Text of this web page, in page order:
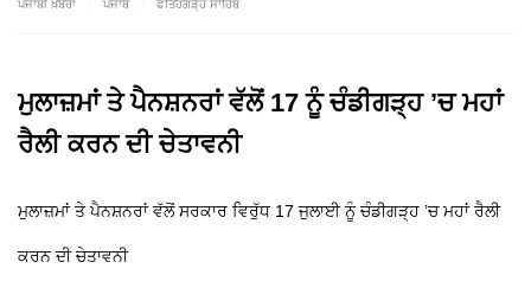
ਪੰਜਾਬੀ ਖ਼ਬਰਾਂ ਪੰਜਾਬ ਫਤਿਹਗੜ੍ਹ ਸਾਹਿਬ
ਮੁਲਾਜ਼ਮਾਂ ਤੇ ਪੈਨਸ਼ਨਰਾਂ ਵੱਲੋਂ 17 ਨੂੰ ਚੰਡੀਗੜ੍ਹ ’ਚ ਮਹਾਂ
ਰੈਲੀ ਕਰਨ ਦੀ ਚੇਤਾਵਨੀ
ਮੁਲਾਜ਼ਮਾਂ ਤੇ ਪੈਨਸ਼ਨਰਾਂ ਵੱਲੋਂ ਸਰਕਾਰ ਵਿਰੁੱਧ 17 ਜੁਲਾਈ ਨੂੰ ਚੰਡੀਗੜ੍ਹ ’ਚ ਮਹਾਂ ਰੈਲੀ
ਕਰਨ ਦੀ ਚੇਤਾਵਨੀ